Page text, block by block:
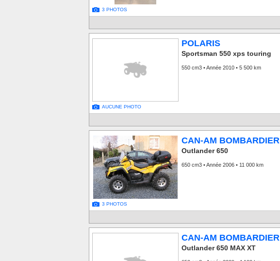
3 PHOTOS
AUCUNE PHOTO
POLARIS
Sportsman 550 xps touring
550 cm3 • Année 2010 • 5 500 km
3 PHOTOS
CAN-AM BOMBARDIER
Outlander 650
650 cm3 • Année 2006 • 11 000 km
CAN-AM BOMBARDIER
Outlander 650 MAX XT